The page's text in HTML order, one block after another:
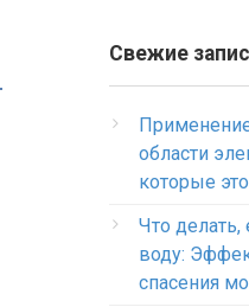
Свежие
области
которые
Что делать,
воду:
спасения